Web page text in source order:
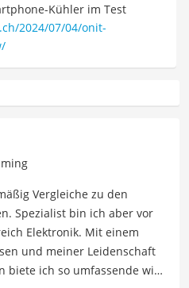
Kühler im Test
2024/07/04/onit-
Vergleiche zu den
Spezialist bin ich aber vor
Elektronik. Mit einem
und meiner Leidenschaft
biete ich so umfassende wie